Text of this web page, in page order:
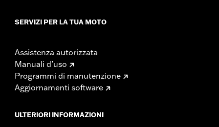
SERVIZI PER LA TUA MOTO
Assistenza autorizzata
Manuali d’uso
Programmi di manutenzione
Aggiornamenti software
ULTERIORI INFORMAZIONI